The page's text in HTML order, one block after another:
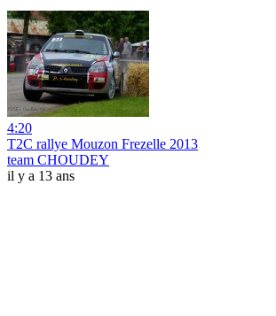
4:20
T2C rallye Mouzon Frezelle 2013
team CHOUDEY
il y a 13 ans